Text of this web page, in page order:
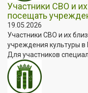
Участники СВО и
посещать
19.05.2026
Участники СВО и их
учреждения культуры
Для участников